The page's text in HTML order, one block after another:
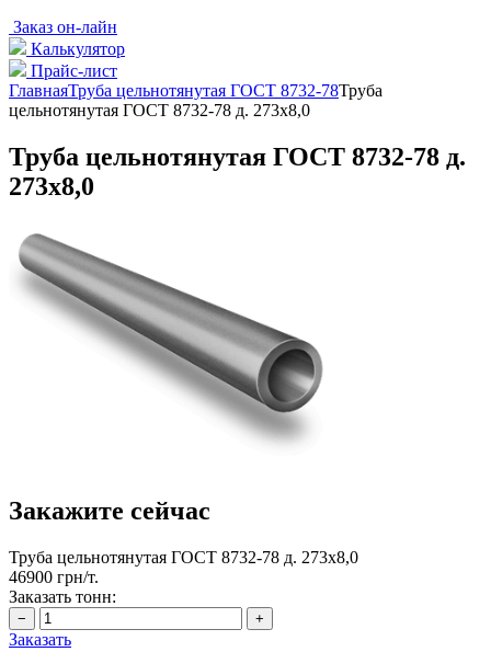
Заказ он-лайн
Калькулятор
Прайс-лист
ГлавнаяТруба цельнотянутая ГОСТ 8732-78Труба
цельнотянутая ГОСТ 8732-78 д. 273х8,0
Труба цельнотянутая ГОСТ 8732-78 д.
273х8,0
Закажите сейчас
Труба цельнотянутая ГОСТ 8732-78 д. 273х8,0
46900 грн/т.
Заказать тонн:
Заказать